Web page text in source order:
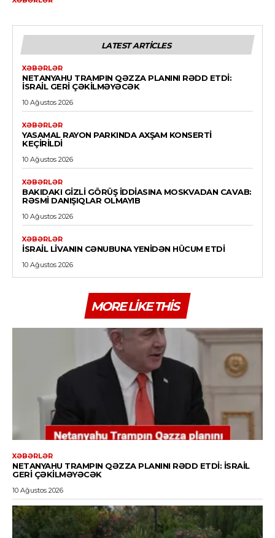
LATEST ARTICLES
XƏBƏRLƏR
NETANYAHU TRAMPIN QƏZZA PLANINI RƏDD ETDI:
İSRAIL GERI ÇƏKILMƏYƏCƏK
10 Ağustos 2026
XƏBƏRLƏR
YASAMAL RAYON PARKINDA AXŞAM KONSERTI
KEÇIRILDI
10 Ağustos 2026
XƏBƏRLƏR
BAKIDAKI GIZLI GÖRÜŞ IDDIASINA MOSKVADAN CAVAB:
RƏSMI DANIŞIQLAR OLMAYIB
10 Ağustos 2026
XƏBƏRLƏR
İSRAIL LIVANIN CƏNUBUNA YENIDƏN HÜCUM ETDI
10 Ağustos 2026
MORE LIKE THIS
XƏBƏRLƏR
NETANYAHU TRAMPIN QƏZZA PLANINI RƏDD ETDI: İSRAIL
GERI ÇƏKILMƏYƏCƏK
10 Ağustos 2026